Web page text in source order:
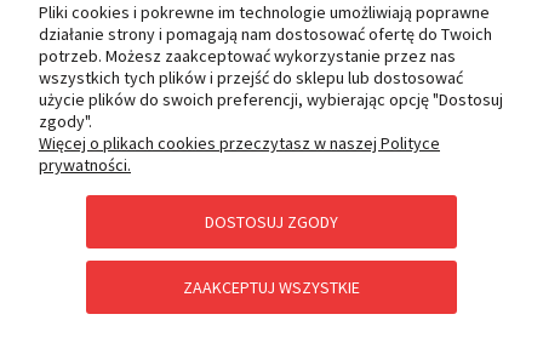
O NAS
PŁATNOŚCI I DOSTAWA
POMOC
Pliki cookies i pokrewne im technologie umożliwiają poprawne
działanie strony i pomagają nam dostosować ofertę do Twoich
potrzeb. Możesz zaakceptować wykorzystanie przez nas
wszystkich tych plików i przejść do sklepu lub dostosować
użycie plików do swoich preferencji, wybierając opcję "Dostosuj
zgody".
Więcej o plikach cookies przeczytasz w naszej Polityce
prywatności.
DOSTOSUJ ZGODY
ZAAKCEPTUJ WSZYSTKIE